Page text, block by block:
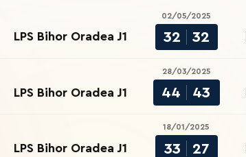
LPS Bihor Oradea J1
02/05/2025
32 32
LPS Bihor Oradea J1
28/03/2025
44 43
LPS Bihor Oradea J1
18/01/2025
33 27